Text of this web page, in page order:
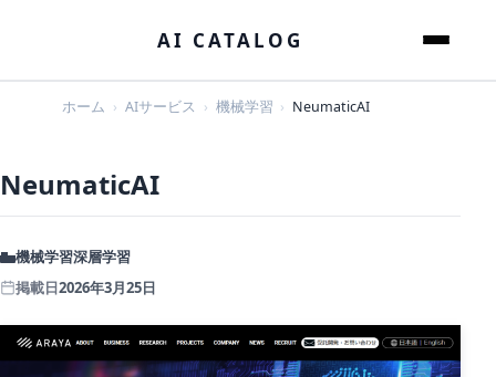
AI CATALOG メニュー
ホーム AIサービス 機械学習 NeumaticAI
NeumaticAI
機械学習深層学習
掲載日2026年3月25日